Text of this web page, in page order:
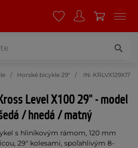
Horské bicykle 29" IN: KRLVX129X17
Level X100 29" - model
/ hnedá / matný
s hliníkovým rámom, 120 mm
29" kolesami, spoľahlivým 8-